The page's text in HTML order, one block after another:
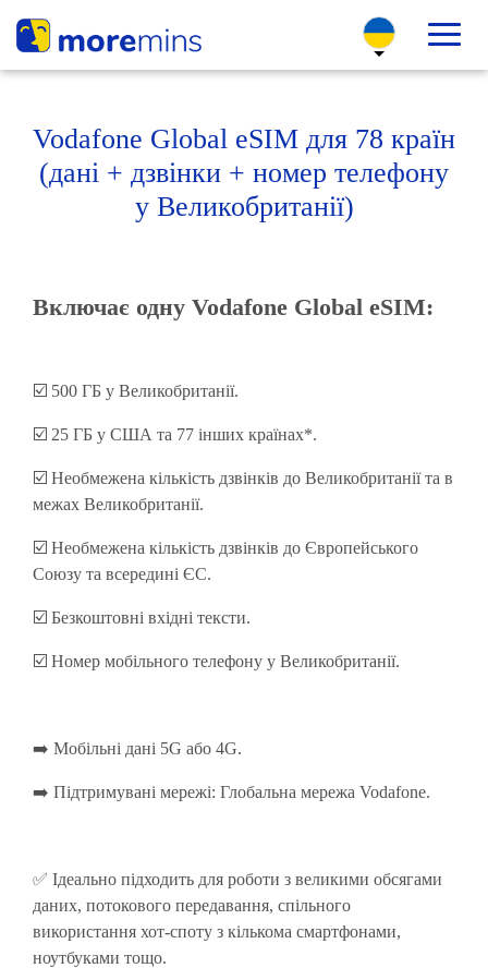
Vodafone Global eSIM для 78 країн
(дані + дзвінки + номер телефону
у Великобританії)
Включає одну Vodafone Global eSIM:
☑️ 500 ГБ у Великобританії.
☑️ 25 ГБ у США та 77 інших країнах*.
☑️ Необмежена кількість дзвінків до Великобританії та в
межах Великобританії.
☑️ Необмежена кількість дзвінків до Європейського
Союзу та всередині ЄС.
☑️ Безкоштовні вхідні тексти.
☑️ Номер мобільного телефону у Великобританії.
➡️ Мобільні дані 5G або 4G.
➡️ Підтримувані мережі: Глобальна мережа Vodafone.
✅ Ідеально підходить для роботи з великими обсягами
даних, потокового передавання, спільного
використання хот-споту з кількома смартфонами,
ноутбуками тощо.